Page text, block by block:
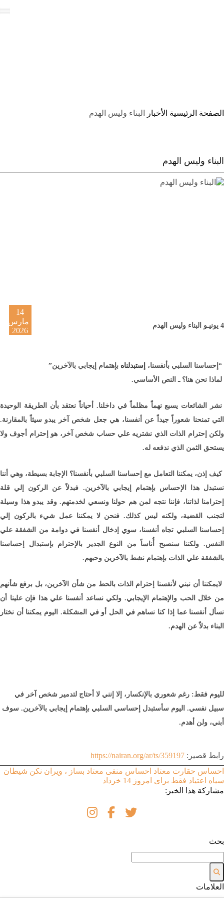
الصفحة الرئيسية الأخبار البناء وليس الهدم
البناء وليس الهدم
14
مارس
2026
4 يونيـو البناء وليس الهدم
“إحساسنا السلبي بأنفسنا، إستبدلناه بإهتمام إيجابي بالآخرين”
لماذا نحن هنا؟ ـ النص الأساسي.
نشر الشائعات يسبع نهماً مظلماً في داخلنا. أحياناً نعتقد بأن الطريقة الوحيدة
التي تمنحنا شعوراً جيداً عن أنفسنا، هي جعل شخص آخر يبدو سيئاً بالمقارنة.
ولكن إحترام الذات الذي نشتريه علي حساب شخص آخر، هو إحترام أجوف ولا
يستحق الثمن الذي ندفعه له.
كيف إذن، يمكننا التعامل مع إحساسنا السلبي بأنفسنا؟ الإجابة بسيطة، وهي أننا
نستبدل هذا الإحساس بإهتمام إيجابي بالآخرين. فبدلاً عن الركون إلي قلة
إحترامنا لذاتنا، فإننا نتجه لمن هم حولنا ونسعي لخدمتهم. وقد يبدو هذا وسيلة
لتجنب القضية، ولكنه ليس كذلك. فنحن لا يمكننا عمل شيء بالركون إلي
إحساسنا السلبي تجاه أنفسنا، سوي إدخال أنفسنا في دوامة من الشفقة علي
النفس. ولكننا سنصبح أُناساً من النوع الجدير بالإحترام بإستبدال إحساسنا
بالشفقة علي الذات بإهتمام نشط بالآخرين وحبهم.
لايمكننا أن نبني لأنفسنا إحترام الذات بالحط من شأن الآخرين، بل برفع شأنهم
من خلال الحب والإهتمام الإيجابي. ولكي نساعد أنفسنا علي هذا فإن علينا أن
نسأل أنفسنا عما إذا كنا نساهم في الحل أو في المشكلة. اليوم يمكننا أن نختار
البناء بدلاً عن الهدم.
لليوم فقط: رغم شعوري بالإنكسار، إلا إنني لا أحتاج لتدمير شخص آخر في
سبيل نفسي. اليوم سأستبدل إحساسي السلبي بإهتمام إيجابي بالآخرين. سوف
أبني، ولن أهدم.
رابط قصير: https://nairan.org/ar/ts/359197
احساس حقارت معتاد احساس منفی معتاد بساز ، ویران نکن شیطان
سیاه اعتیاد فقط برای امروز 14 خرداد
مشاركة هذا الخبر:
بحث
العلامات